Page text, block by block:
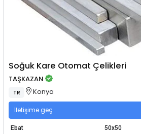
Soğuk Kare Otomat Çelikleri
TAŞKAZAN
TR Konya
İletişime geç
Ebat
50x50